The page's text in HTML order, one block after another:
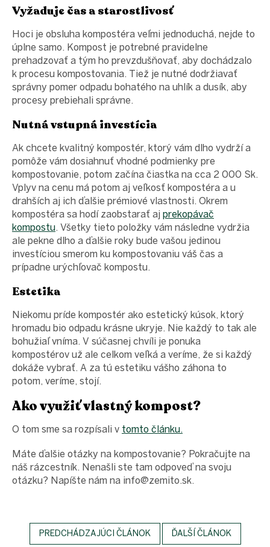
Vyžaduje čas a starostlivosť
Hoci je obsluha kompostéra veľmi jednoduchá, nejde to
úplne samo. Kompost je potrebné pravidelne
prehadzovať a tým ho prevzdušňovať, aby dochádzalo
k procesu kompostovania. Tiež je nutné dodržiavať
správny pomer odpadu bohatého na uhlík a dusík, aby
procesy prebiehali správne.
Nutná vstupná investícia
Ak chcete kvalitný kompostér, ktorý vám dlho vydrží a
pomôže vám dosiahnuť vhodné podmienky pre
kompostovanie, potom začína čiastka na cca 2 000 Sk.
Vplyv na cenu má potom aj veľkosť kompostéra a u
drahších aj ich ďalšie prémiové vlastnosti. Okrem
kompostéra sa hodí zaobstarať aj prekopávač
kompostu. Všetky tieto položky vám následne vydržia
ale pekne dlho a ďalšie roky bude vašou jedinou
investíciou smerom ku kompostovaniu váš čas a
prípadne urýchľovač kompostu.
Estetika
Niekomu príde kompostér ako estetický kúsok, ktorý
hromadu bio odpadu krásne ukryje. Nie každý to tak ale
bohužiaľ vníma. V súčasnej chvíli je ponuka
kompostérov už ale celkom veľká a veríme, že si každý
dokáže vybrať. A za tú estetiku vášho záhona to
potom, veríme, stojí.
Ako využiť vlastný kompost?
O tom sme sa rozpísali v tomto článku.
Máte ďalšie otázky na kompostovanie? Pokračujte na
náš rázcestník. Nenašli ste tam odpoveď na svoju
otázku? Napíšte nám na info@zemito.sk.
PREDCHÁDZAJÚCI ČLÁNOK ĎALŠÍ ČLÁNOK